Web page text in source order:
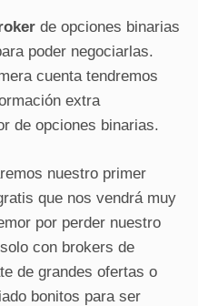
de opciones binarias
poder negociarlas.
cuenta tendremos
extra
de opciones binarias.
nuestro primer
que nos vendrá muy
por perder nuestro
con brokers de
de grandes ofertas o
bonitos para ser